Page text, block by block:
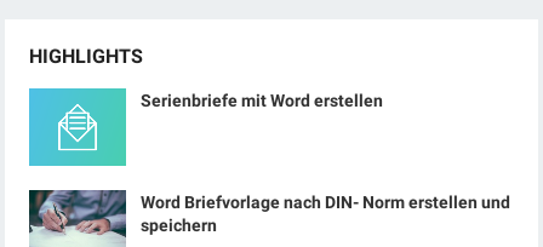
HIGHLIGHTS
Serienbriefe mit Word erstellen
Word Briefvorlage nach DIN- Norm erstellen und
speichern